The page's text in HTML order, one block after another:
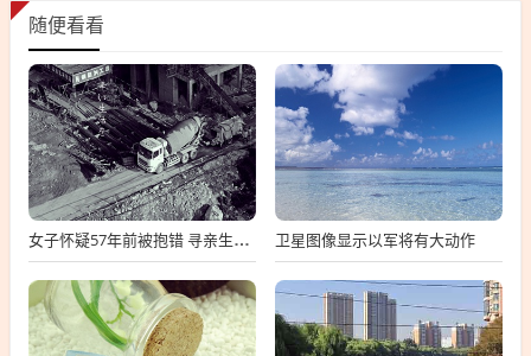
随便看看
女子怀疑57年前被抱错 寻亲生父母 卫星图像显示以军将有大动作